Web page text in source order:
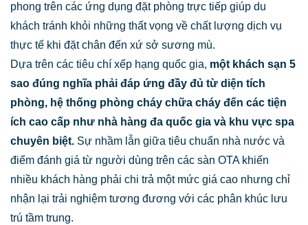
phong trên các ứng dụng đặt phòng trực tiếp giúp du
khách tránh khỏi những thất vọng về chất lượng dịch vụ
thực tế khi đặt chân đến xứ sở sương mù.
Dựa trên các tiêu chí xếp hạng quốc gia, một khách sạn 5
sao đúng nghĩa phải đáp ứng đầy đủ từ diện tích
phòng, hệ thống phòng cháy chữa cháy đến các tiện
ích cao cấp như nhà hàng đa quốc gia và khu vực spa
chuyên biệt. Sự nhầm lẫn giữa tiêu chuẩn nhà nước và
điểm đánh giá từ người dùng trên các sàn OTA khiến
nhiều khách hàng phải chi trả một mức giá cao nhưng chỉ
nhận lại trải nghiệm tương đương với các phân khúc lưu
trú tầm trung.